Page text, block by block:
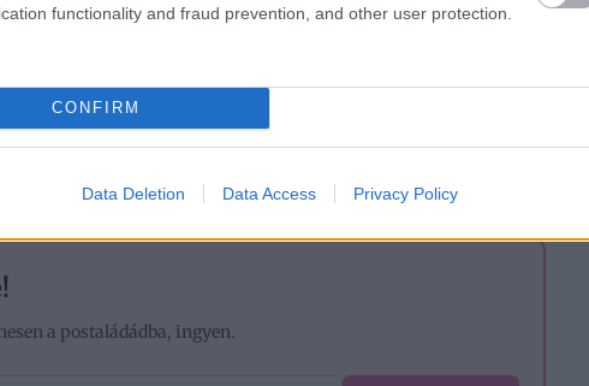
functionality and fraud prevention, and other user protection.
CONFIRM
Data Deletion Data Access Privacy Policy
lapozz!
1/4 »
a postaládádba, ingyen.